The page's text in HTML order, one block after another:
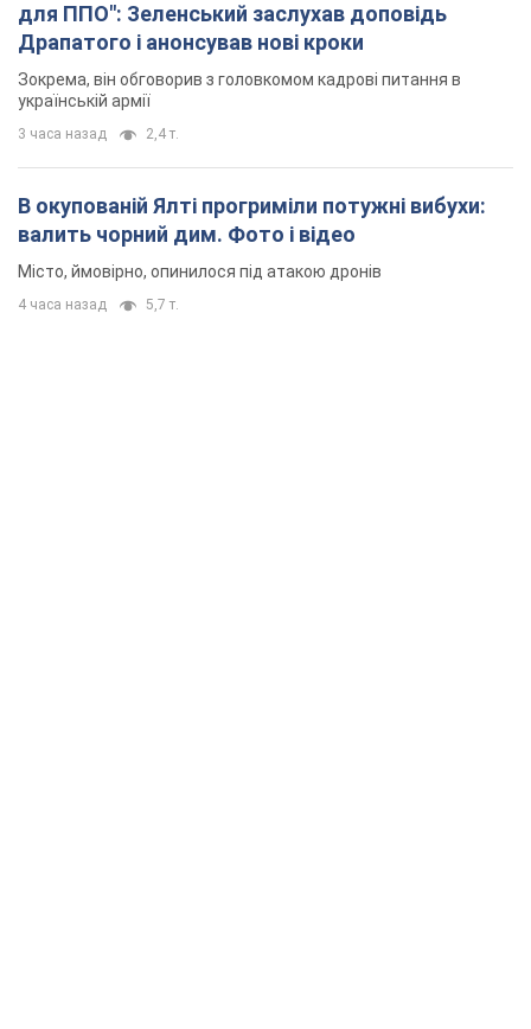
для ППО": Зеленський заслухав доповідь
Драпатого і анонсував нові кроки
Зокрема, він обговорив з головкомом кадрові питання в
українській армії
3 часа назад 2,4 т.
В окупованій Ялті прогриміли потужні вибухи:
валить чорний дим. Фото і відео
Місто, ймовірно, опинилося під атакою дронів
4 часа назад 5,7 т.